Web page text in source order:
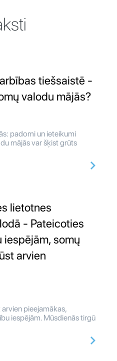
tiešsaistē -
valodu mājās?
padomi un ieteikumi
mājās var šķist grūts
lietotnes
- Pateicoties
somų
arvien
pieejamākas,
iespējām. Mūsdienās tirgū